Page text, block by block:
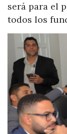
será para el
todos los